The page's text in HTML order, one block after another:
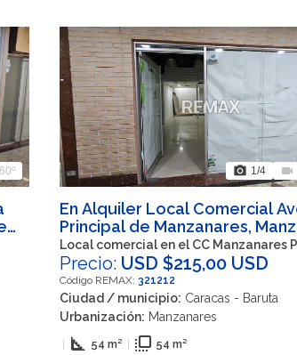
photo_camera 1/4 videocam
En Alquiler Local Comercial
Principal de Manzanares,
Caracas, Nuestra Señora del
Baruta, Miranda, 1080, VEN
Local comercial en el CC Manzanares
Precio: USD $215,00 USD
Código REMAX: 321212
Ciudad / municipio: Caracas - Baruta
Urbanización: Manzanares
| square_foot 54 m² | flip_to_front 54 m²